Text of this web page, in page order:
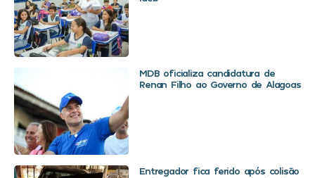
MDB oficializa candidatura de
Renan Filho ao Governo de Alagoas
Entregador fica ferido após colisão